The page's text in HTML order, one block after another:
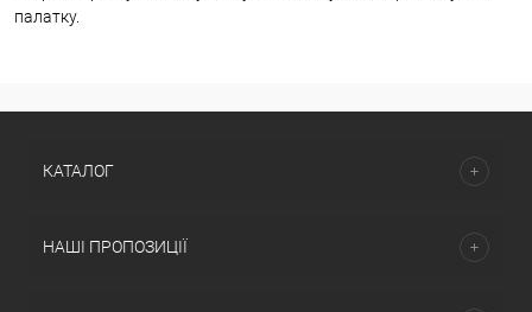
палатку.
КАТАЛОГ
НАШІ ПРОПОЗИЦІЇ